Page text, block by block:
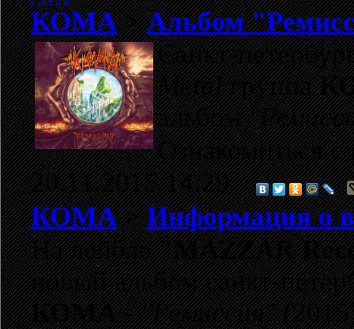
КОМА>Альбом
Санкт-
Metalгруппа
альбом
Ознакомиться
20.11.2015 14:29
КОМА>Информация о
На лейбле"MAZZAR
новый альбом санкт-
КОМА-"Ремиссия"